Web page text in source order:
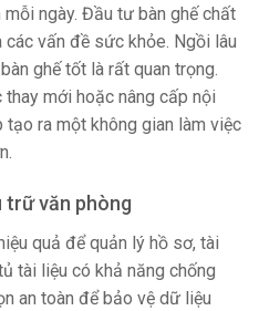
ngày. Đầu tư bàn ghế chất
vấn đề sức khỏe. Ngồi lâu
ghế tốt là rất quan trọng.
thay mới hoặc nâng cấp nội
tạo ra một không gian làm việc
trữ văn phòng
quả để quản lý hồ sơ, tài
tài liệu có khả năng chống
an toàn để bảo vệ dữ liệu